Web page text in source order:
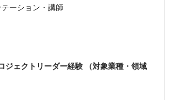
ーション・講師
ジェクトリーダー経験 （対象業種・領域